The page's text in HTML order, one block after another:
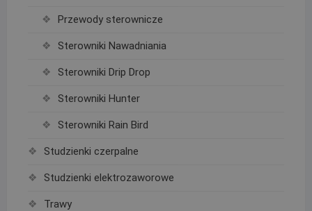
Przewody sterownicze
Sterowniki Nawadniania
Sterowniki Drip Drop
Sterowniki Hunter
Sterowniki Rain Bird
Studzienki czerpalne
Studzienki elektrozaworowe
Trawy